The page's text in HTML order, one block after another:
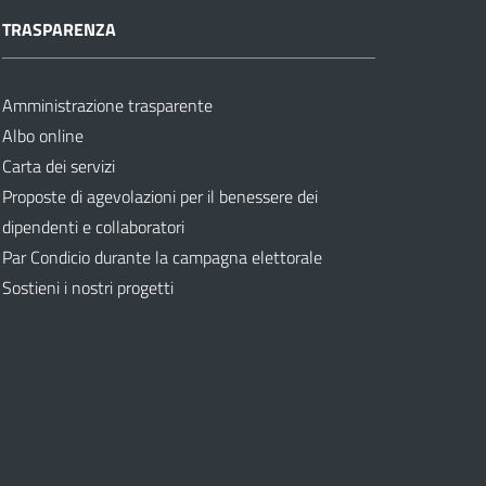
TRASPARENZA
Amministrazione trasparente
Albo online
Carta dei servizi
Proposte di agevolazioni per il benessere dei
dipendenti e collaboratori
Par Condicio durante la campagna elettorale
Sostieni i nostri progetti